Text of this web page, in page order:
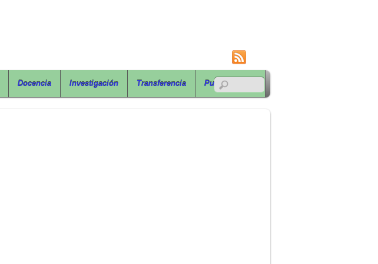
Docencia Investigación Transferencia Publicaciones